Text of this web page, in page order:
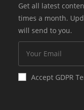
Get all latest
times a month.
will send to you.
Accept GDPR